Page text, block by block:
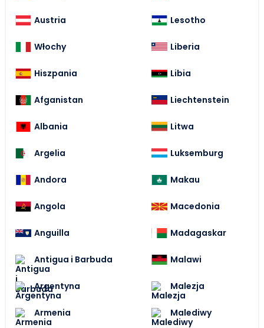
Austria
Włochy
Hiszpania
Afganistan
Albania
Argelia
Andora
Angola
Anguilla
Antigua i Barbuda
Argentyna
Armenia
Lesotho
Liberia
Libia
Liechtenstein
Litwa
Luksemburg
Makau
Macedonia
Madagaskar
Malawi
Malezja
Malediwy